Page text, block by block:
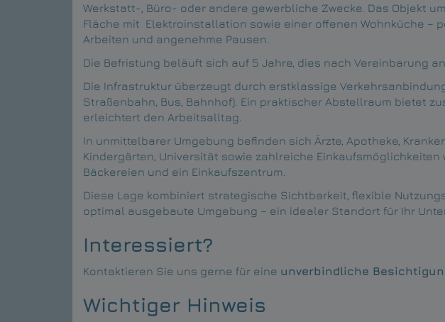
Werkstatt-, Büro- oder andere gewerbliche Zwecke. Das Objekt
Fläche mit Elektroinstallation sowie einer offenen Wohnküche –
Arbeiten und angenehme Pausen.
Die Befristung beläuft sich auf 5 Jahre, dies nach Vereinbarung
Die Infrastruktur überzeugt durch erstklassige Verkehrsanbindung
Straßenbahn, Bus, Bahnhof). Ein praktischer Abstellraum bietet
erleichtert den Arbeitsalltag.
In unmittelbarer Umgebung befinden sich Ärzte, Apotheke,
Kindergärten, Universität sowie zahlreiche Einkaufsmöglichkeiten
Bäckereien und ein Einkaufszentrum.
Diese Lage kombiniert strategische Sichtbarkeit, flexible
optimal ausgebaute Umgebung – ein idealer Standort für Ihr
Interessiert?
Kontaktieren Sie uns gerne für eine unverbindliche
Wichtiger Hinweis